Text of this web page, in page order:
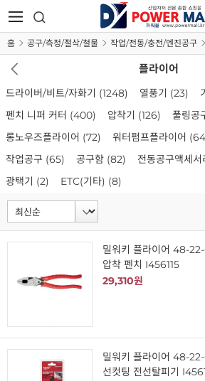
홈 공구/측정/절삭/철물 작업/전동/충전/엔진공구
플라이어
드라이버/비트/자화기 (1248) 열풍기 (23)
펜치 니퍼 커터 (400) 압착기 (126) 풀링공
롱노우즈플라이어 (72) 워터펌프플라이어
작업공구 (65) 공구함 (82) 전동공구액세서
광택기 (2) ETC(기타) (8)
밀워키 플라이어 48-
압착 펜치 I456115
29,310원
밀워키 플라이어 48-
선컷팅 전선탈피기